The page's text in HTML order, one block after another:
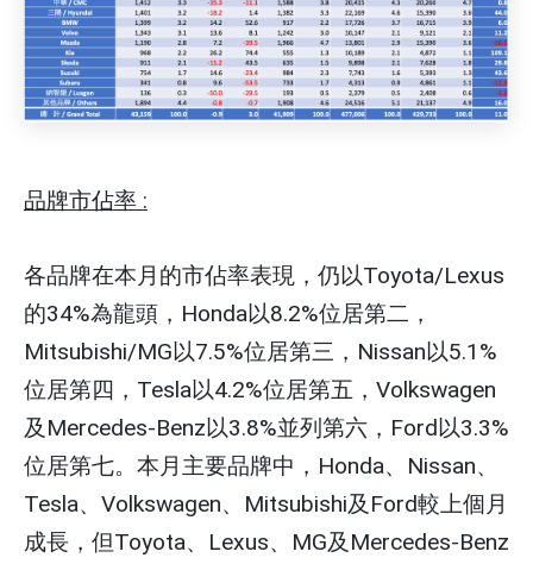
品牌市佔率 :
各品牌在本月的市佔率表現，仍以Toyota/Lexus
的34%為龍頭，Honda以8.2%位居第二，
Mitsubishi/MG以7.5%位居第三，Nissan以5.1%
位居第四，Tesla以4.2%位居第五，Volkswagen
及Mercedes-Benz以3.8%並列第六，Ford以3.3%
位居第七。本月主要品牌中，Honda、Nissan、
Tesla、Volkswagen、Mitsubishi及Ford較上個月
成長，但Toyota、Lexus、MG及Mercedes-Benz